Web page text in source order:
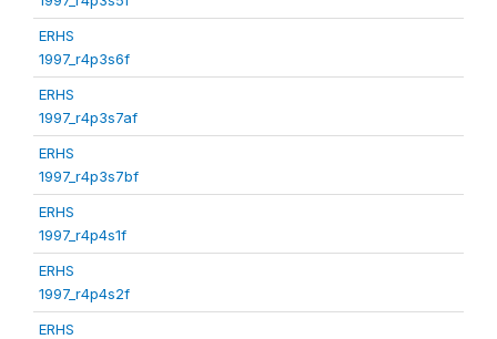
ERHS
1997_r4p3s6f
ERHS
1997_r4p3s7af
ERHS
1997_r4p3s7bf
ERHS
1997_r4p4s1f
ERHS
1997_r4p4s2f
ERHS